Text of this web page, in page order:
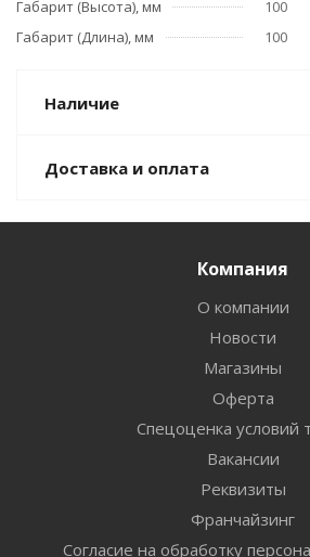
Габарит (Высота), мм
100
Габарит (Длина), мм
100
Наличие
Доставка и оплата
Компания
О компании
Новости
Магазины
Оферта
Спецоценка условий
Вакансии
Реквизиты
Франчайзинг
Согласие на обработку